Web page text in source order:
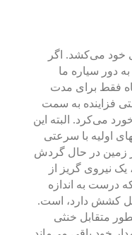
خود می‌کشد. اگر
دور سیاره ما
فقط برای مدت
فزاینده به سمت
می‌کرد. البته این
اولیه با سرعتی
دور زمین در حال گردش
نیروی گریز از
درست به اندازه
کشش دارد، است.
متقابل خنثی